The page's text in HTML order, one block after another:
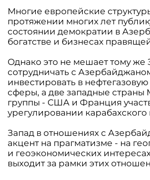
Многие европейские
протяжении многих лет
состоянии демократии в
богатстве и бизнесах
Однако это не мешает тому же
сотрудничать с
инвестировать в
сферы, а две западные страны
группы - США и Франция
урегулировании карабахского
Запад в отношениях с
акцент на прагматизме - на
и геоэкономических
выходит за рамки этих